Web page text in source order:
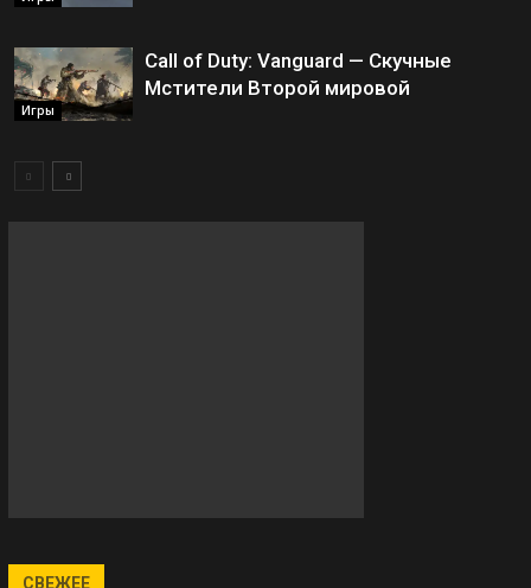
Игры
Call of Duty: Vanguard — Скучные
Мстители Второй мировой
СВЕЖЕЕ